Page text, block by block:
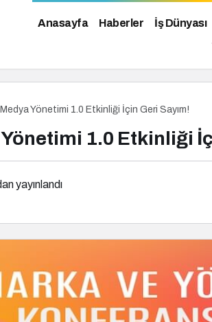
Anasayfa Haberler İş Dünyası
Yönetimi 1.0 Etkinliği İçin Geri Sayım!
1.0 Etkinliği
yayınlandı